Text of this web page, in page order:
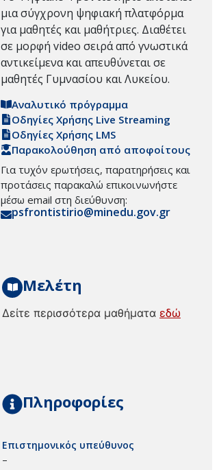
μια σύγχρονη ψηφιακή πλατφόρμα
για μαθητές και μαθήτριες. Διαθέτει
σε μορφή video σειρά από γνωστικά
αντικείμενα και απευθύνεται σε
μαθητές Γυμνασίου και Λυκείου.
Αναλυτικό πρόγραμμα
Οδηγίες Χρήσης Live Streaming
Οδηγίες Χρήσης LMS
Παρακολούθηση από αποφοίτους
Για τυχόν ερωτήσεις, παρατηρήσεις και
προτάσεις παρακαλώ επικοινωνήστε
μέσω email στη διεύθυνση:
psfrontistirio@minedu.gov.gr
Μελέτη
Δείτε περισσότερα μαθήματα εδώ
Πληροφορίες
Επιστημονικός υπεύθυνος
–